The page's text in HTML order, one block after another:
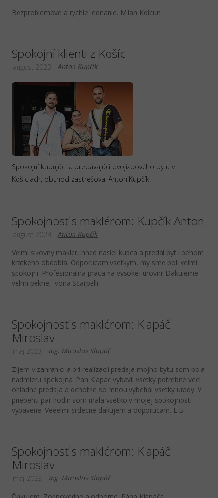
Bezproblemove a rychle jednanie. Milan Kolcun
Spokojní klienti z Košíc
Anton Kupčík
august 2023
Spokojní kupujúci a predávajúci dvojizbového bytu v
Košiciach, obchod zastrešoval Anton Kupčík.
Spokojnosť s maklérom: Kupčík Anton
Anton Kupčík
august 2023
Velmi sikovny makler, hned nasiel kupca a predal byt i behom
kratkeho obdobia. Odporucam vsetkym, my sme boli velmi
spokojni. Profesionalna praca na vysokej urovni! Dakujeme
velmi pekne, Ivona Scarpelli
Spokojnosť s maklérom: Klapáč
Miroslav
Ing. Miroslav Klapáč
máj 2023
Zijem v zahranici a pri realizacii predaja mojho bytu som bola
nadmieru spokojna. Pan Klapac vybavil vsetky potrebne veci
ohladne predaja a ochotne so mnou vybehal vsetky urady. V
priebehu par hodin som mala vsetko v mojej spokojnosti
vybavene. Veeelmi srdecne dakujem a odporucam. L.B.
Spokojnosť s maklérom: Klapáč
Miroslav
Ing. Miroslav Klapáč
máj 2023